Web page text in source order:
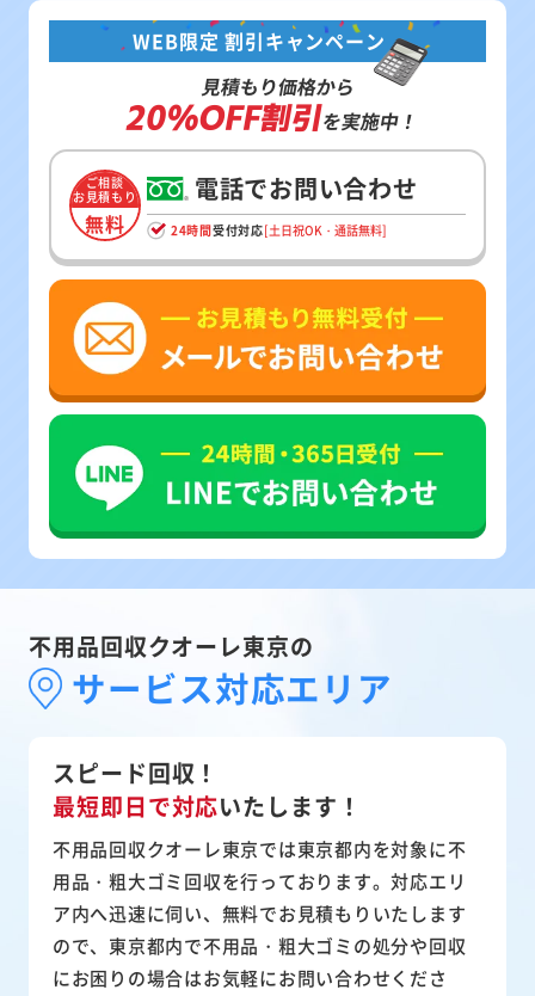
WEB限定 割引キャンペーン
見積もり価格から
20%OFF割引を実施中！
ご相談
お見積もり
無料
電話でお問い合わせ
24時間受付対応[土日祝OK・通話無料]
不用品回収クオーレ東京の
サービス対応エリア
スピード回収！
最短即日で対応いたします！
不用品回収クオーレ東京では東京都内を対象に不
用品・粗大ゴミ回収を行っております。対応エリ
ア内へ迅速に伺い、無料でお見積もりいたします
ので、東京都内で不用品・粗大ゴミの処分や回収
にお困りの場合はお気軽にお問い合わせくださ